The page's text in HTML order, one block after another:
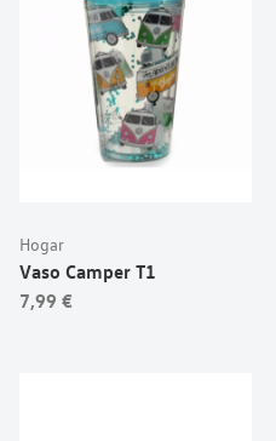
Hogar
Vaso Camper T1
7,99 €